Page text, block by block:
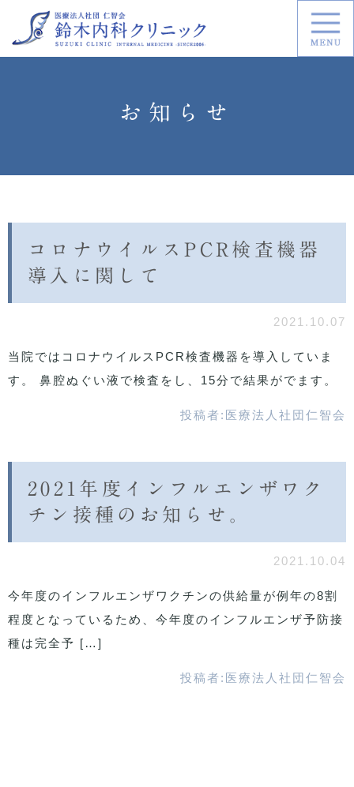
お知らせ
コロナウイルスPCR検査機器
導入に関して
2021.10.07
当院ではコロナウイルスPCR検査機器を導入していま
す。 鼻腔ぬぐい液で検査をし、15分で結果がでます。
投稿者: 医療法人社団仁智会
2021年度インフルエンザワク
チン接種のお知らせ。
2021.10.04
今年度のインフルエンザワクチンの供給量が例年の8割
程度となっているため、今年度のインフルエンザ予防接
種は完全予 […]
投稿者: 医療法人社団仁智会